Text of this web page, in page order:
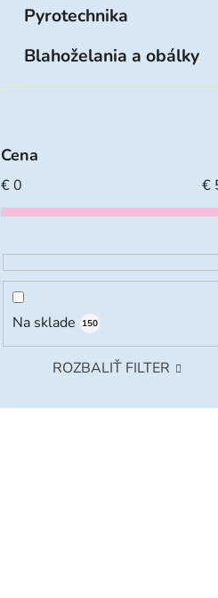
Pyrotechnika
Blahoželania a obálky
Cena
€0 €
Na sklade 150
ROZBALIŤ FILTER